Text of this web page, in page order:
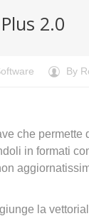
2.0
By
che permette
in formati
la